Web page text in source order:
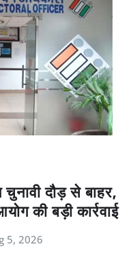
दौड़ से बाहर,
की बड़ी कार्रवाई
5, 2026